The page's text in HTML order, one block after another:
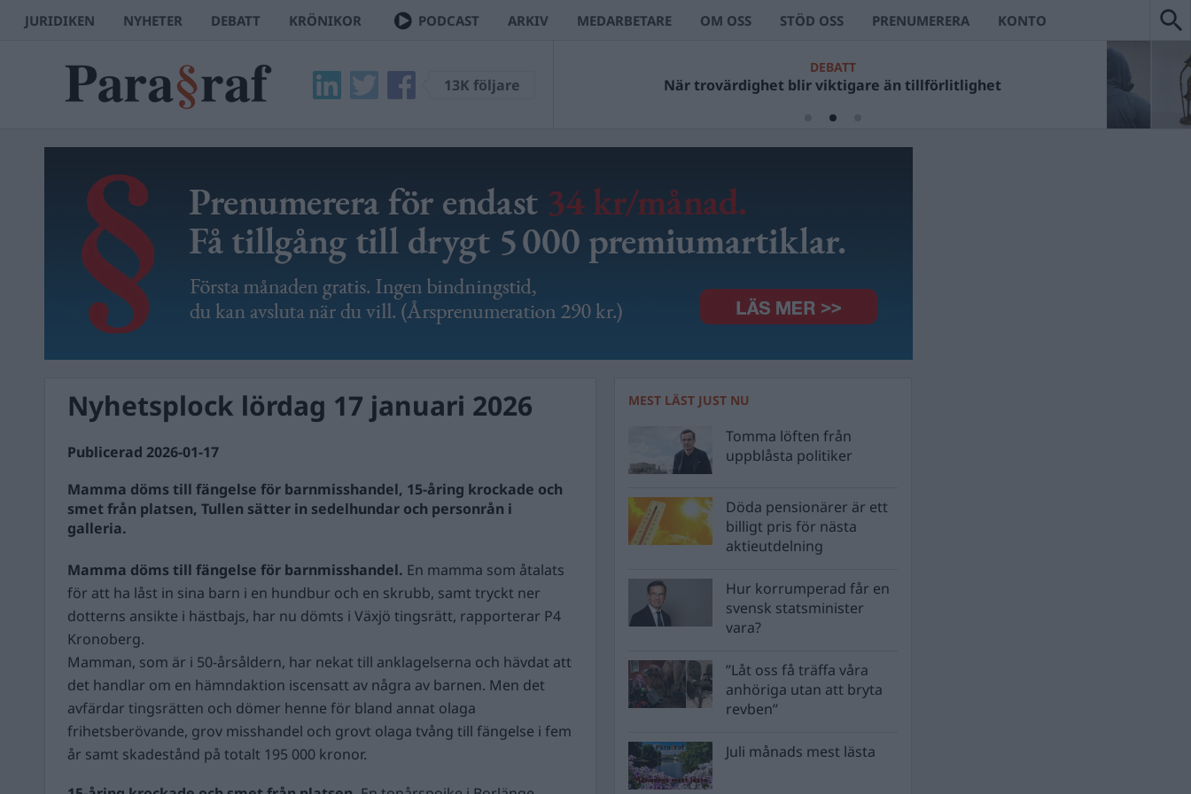
JURIDIKEN NYHETER DEBATT KRÖNIKOR PODCAST ARKIV MEDARBETARE OM OSS STÖD OSS PRENUMERERA KONTO
13K följare
DEBATT
När trovärdighet blir viktigare än tillförlitlighet
Nyhetsplock lördag 17 januari 2026
Publicerad 2026-01-17
Mamma döms till fängelse för barnmisshandel, 15-åring krockade och
smet från platsen, Tullen sätter in sedelhundar och personrån i
galleria.
Mamma döms till fängelse för barnmisshandel. En mamma som åtalats
för att ha låst in sina barn i en hundbur och en skrubb, samt tryckt ner
dotterns ansikte i hästbajs, har nu dömts i Växjö tingsrätt, rapporterar P4
Kronoberg.
Mamman, som är i 50-årsåldern, har nekat till anklagelserna och hävdat att
det handlar om en hämndaktion iscensatt av några av barnen. Men det
avfärdar tingsrätten och dömer henne för bland annat olaga
frihetsberövande, grov misshandel och grovt olaga tvång till fängelse i fem
år samt skadestånd på totalt 195 000 kronor.
MEST LÄST JUST NU
Tomma löften från
uppblåsta politiker
Döda pensionärer är ett
billigt pris för nästa
aktieutdelning
Hur korrumperad får en
svensk statsminister
vara?
”Låt oss få träffa våra
anhöriga utan att bryta
revben”
Juli månads mest lästa